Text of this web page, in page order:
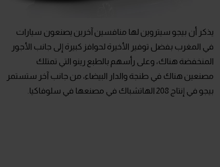
يذكر أن بيجو سيتروين لها منافسين آخرين يصنعون سيارات
في المغرب بفضل توفير الأخيرة لحوافز كبيرة إلى جانب الأجور
المنخفضة هناك، وعلى رأسهم بالطبع رينو التي تمتلك
مصنعين هناك في طنجة والدار البيضاء، من جانب آخر ستستمر
بيجو في إنتاج 208 الهاتشباك في مصنعها في سلوفاكيا.